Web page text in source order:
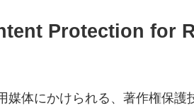
Protection for
媒体にかけられる、著作権保護